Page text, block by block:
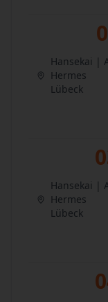
Hansekai |
Hermes
Lübeck
Hansekai |
Hermes
Lübeck